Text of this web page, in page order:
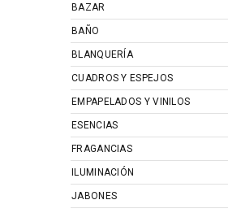
BAZAR
BAÑO
BLANQUERÍA
CUADROS Y ESPEJOS
EMPAPELADOS Y VINILOS
ESENCIAS
FRAGANCIAS
ILUMINACIÓN
JABONES